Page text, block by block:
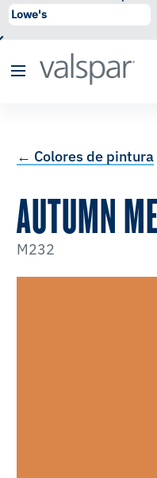
se ha
← Colores de pintura
AUTUMN
M232